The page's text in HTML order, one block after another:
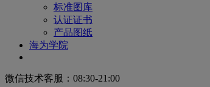
标准图库
认证证书
产品图纸
海为学院
微信技术客服：08:30-21:00